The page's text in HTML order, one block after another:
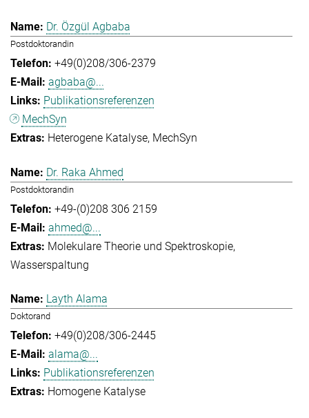
Dr. Özgül Agbaba
Postdoktorandin
+49(0)208/306-2379
agbaba@...
Publikationsreferenzen
MechSyn
Heterogene Katalyse MechSyn
Dr. Raka Ahmed
Postdoktorandin
+49-(0)208 306 2159
ahmed@...
Molekulare Theorie und Spektroskopie
Wasserspaltung
Layth Alama
Doktorand
+49(0)208/306-2445
alama@...
Publikationsreferenzen
Homogene Katalyse